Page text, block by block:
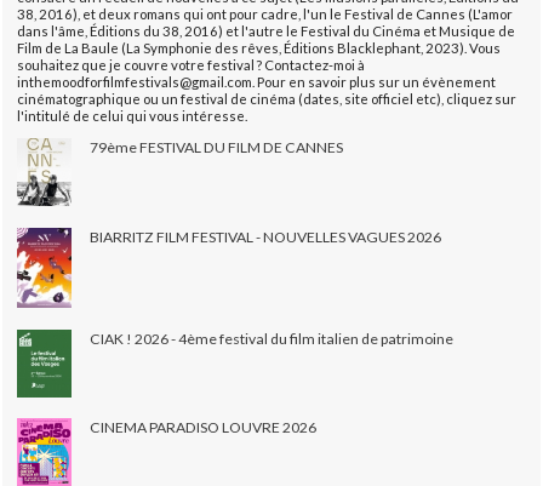
38, 2016), et deux romans qui ont pour cadre, l'un le Festival de Cannes (L'amor
dans l'âme, Éditions du 38, 2016) et l'autre le Festival du Cinéma et Musique de
Film de La Baule (La Symphonie des rêves, Éditions Blacklephant, 2023). Vous
souhaitez que je couvre votre festival ? Contactez-moi à
inthemoodforfilmfestivals@gmail.com. Pour en savoir plus sur un évènement
cinématographique ou un festival de cinéma (dates, site officiel etc), cliquez sur
l'intitulé de celui qui vous intéresse.
79ème FESTIVAL DU FILM DE CANNES
BIARRITZ FILM FESTIVAL - NOUVELLES VAGUES 2026
CIAK ! 2026 - 4ème festival du film italien de patrimoine
CINEMA PARADISO LOUVRE 2026